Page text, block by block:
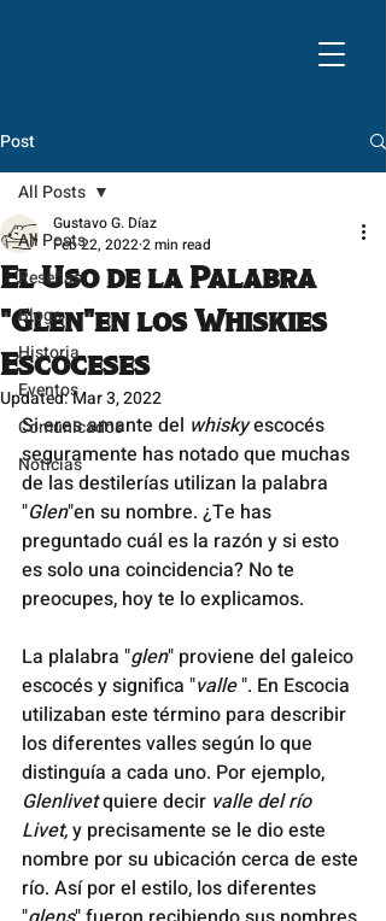
Post
All Posts
Reseñas
Blogs
Historia
Eventos
Comunicados
Noticias
All Posts
El Uso de la Palabra
"Glen"en los Whiskies
Escoceses
Gustavo G. Díaz
Feb 22, 20222 min read
Updated:Mar 3, 2022
Si eres amante del whisky escocés
seguramente has notado que muchas
de las destilerías utilizan la palabra
"Glen"en su nombre. ¿Te has
preguntado cuál es la razón y si esto
es solo una coincidencia? No te
preocupes, hoy te lo explicamos.
La plalabra "glen" proviene del galeico
escocés y significa "valle ". En Escocia
utilizaban este término para describir
los diferentes valles según lo que
distinguía a cada uno. Por ejemplo,
Glenlivet quiere decir valle del río
Livet, y precisamente se le dio este
nombre por su ubicación cerca de este
río. Así por el estilo, los diferentes